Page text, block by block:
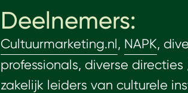
Deelnemers:
Cultuurmarketing.nl, NAPK,
professionals, diverse
zakelijk leiders van culturele